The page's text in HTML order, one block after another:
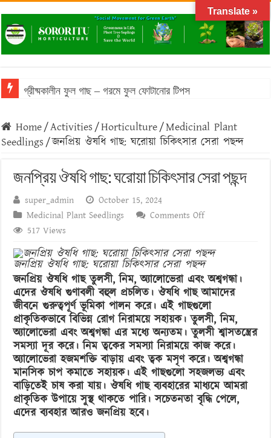
বাংলাদেশের আবহাওয়ায় টিকে থাকা ঔষধি গাছের তালিকা
Home/Activities /Horticulture/Medicinal Plant
Seedlings /জনপ্রিয় ঔষধি গাছ: ঘরোয়া চিকিৎসার সেরা পছন্দ
জনপ্রিয় ঔষধি গাছ: ঘরোয়া চিকিৎসার সেরা পছন্দ
super_admin
October 15, 2024
Medicinal Plant Seedlings
Comments Offon
গাছ:
ঘরোয়া
চিকিৎসার
সেরা
পছন্দ
517 Views
জনপ্রিয় ঔষধি গাছ: ঘরোয়া চিকিৎসার সেরা পছন্দ
জনপ্রিয় ঔষধি গাছ তুলসী, নিম, অ্যালোভেরা এবং অশ্বগন্ধা।
এদের ঔষধি গুণাবলী বহুল প্রচলিত। ঔষধি গাছ আমাদের
জীবনে গুরুত্বপূর্ণ ভূমিকা পালন করে। এই গাছগুলো
প্রাকৃতিকভাবে বিভিন্ন রোগ নিরাময়ে সহায়ক। তুলসী, নিম,
অ্যালোভেরা এবং অশ্বগন্ধা এর মধ্যে অন্যতম। তুলসী শ্বাসতন্ত্রের
সমস্যা দূর করে। নিম ত্বকের সমস্যা নিরাময়ে কাজ করে।
অ্যালোভেরা হজমশক্তি বাড়ায় এবং ত্বক মসৃণ করে। অশ্বগন্ধা
মানসিক চাপ কমাতে সহায়ক। এই গাছগুলো সহজলভ্য এবং
বাড়িতেই চাষ করা যায়। ঔষধি গাছ ব্যবহারের মাধ্যমে আমরা
প্রাকৃতিক উপায়ে সুস্থ থাকতে পারি। সচেতনতা বৃদ্ধি পেলে,
এদের ব্যবহার আরও জনপ্রিয় হবে।
Translate »